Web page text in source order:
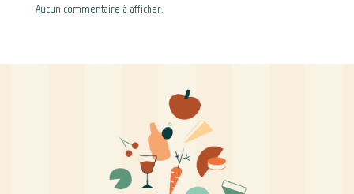
Aucun commentaire à afficher.